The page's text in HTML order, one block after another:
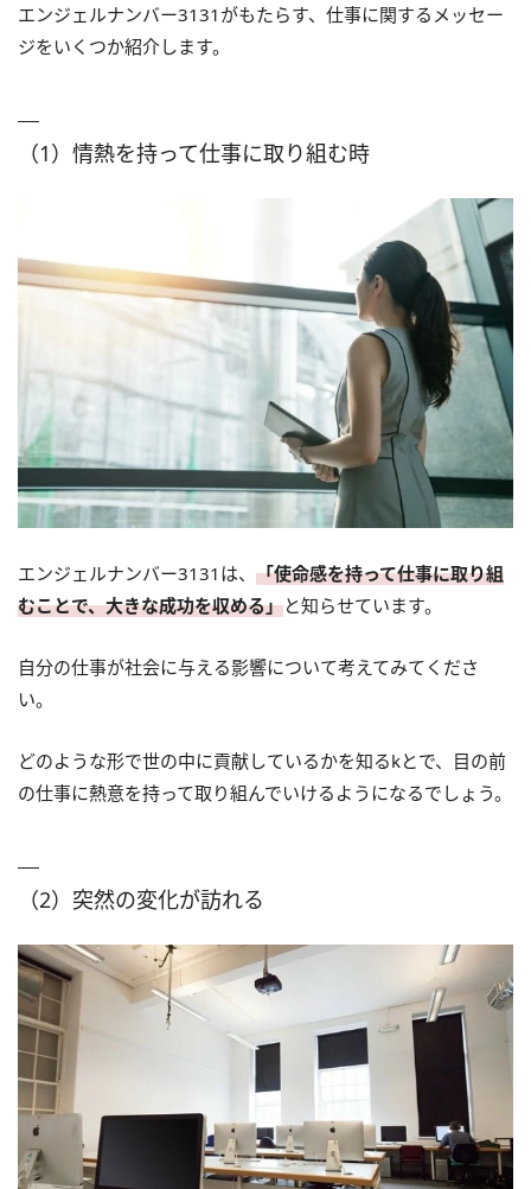
エンジェルナンバー3131がもたらす、仕事に関するメッセー
ジをいくつか紹介します。
（1）情熱を持って仕事に取り組む時
エンジェルナンバー3131は、 「使命感を持って仕事に取り組
むことで、大きな成功を収める」と知らせています。
自分の仕事が社会に与える影響について考えてみてくださ
い。
どのような形で世の中に貢献しているかを知るkとで、目の前
の仕事に熱意を持って取り組んでいけるようになるでしょう。
（2）突然の変化が訪れる